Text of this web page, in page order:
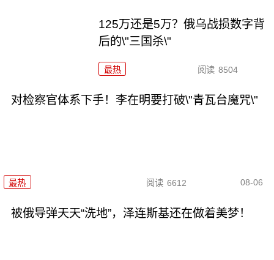
125万还是5万？俄乌战损数字背
后的\"三国杀\"
最热 阅读 8504
对检察官体系下手！李在明要打破\"青瓦台魔咒\"
最热 阅读 6612 08-06
被俄导弹天天“洗地”，泽连斯基还在做着美梦！